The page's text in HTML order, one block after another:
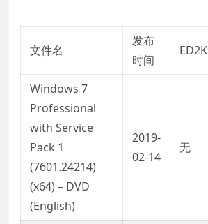
文件名
发布
时间
ED2K
Windows 7
Professional
with Service
Pack 1
(7601.24214)
(x64) – DVD
(English)
2019-
02-14
无